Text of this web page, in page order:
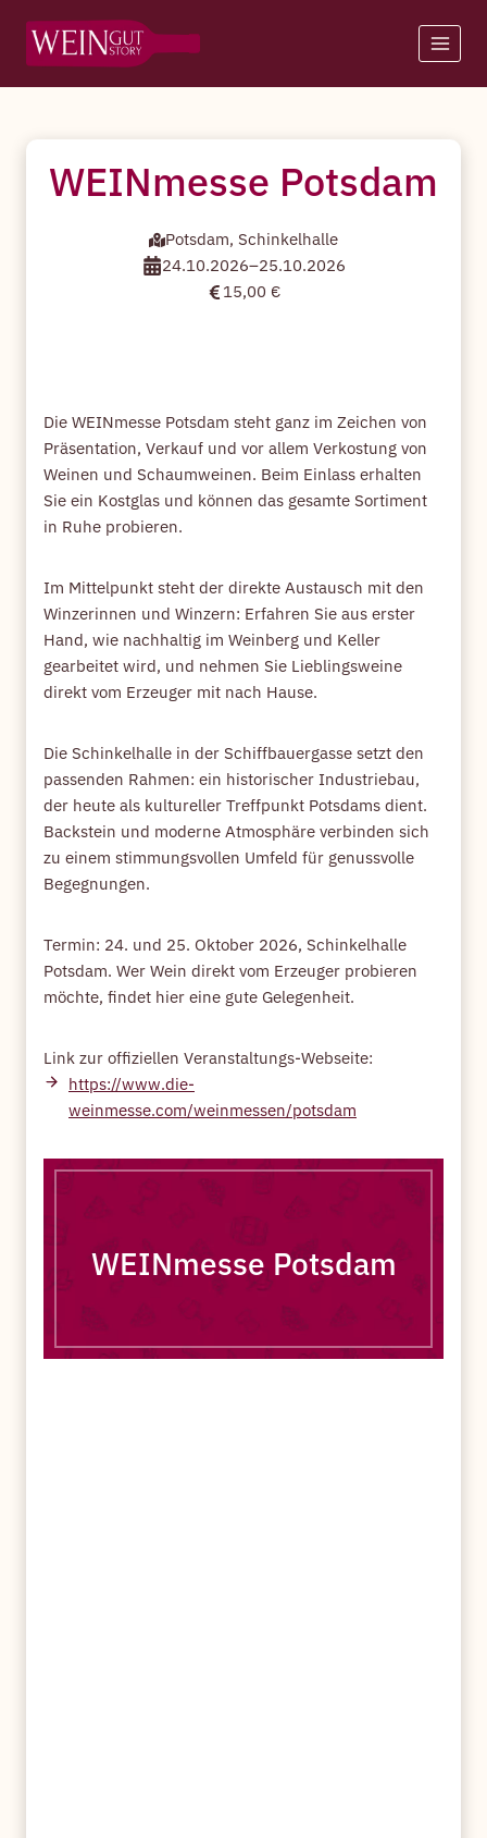
Inhalt
springen
WEINmesse Potsdam
Potsdam, Schinkelhalle
24.10.2026–25.10.2026
15,00 €
Die WEINmesse Potsdam steht ganz im Zeichen von
Präsentation, Verkauf und vor allem Verkostung von
Weinen und Schaumweinen. Beim Einlass erhalten
Sie ein Kostglas und können das gesamte Sortiment
in Ruhe probieren.
Im Mittelpunkt steht der direkte Austausch mit den
Winzerinnen und Winzern: Erfahren Sie aus erster
Hand, wie nachhaltig im Weinberg und Keller
gearbeitet wird, und nehmen Sie Lieblingsweine
direkt vom Erzeuger mit nach Hause.
Die Schinkelhalle in der Schiffbauergasse setzt den
passenden Rahmen: ein historischer Industriebau,
der heute als kultureller Treffpunkt Potsdams dient.
Backstein und moderne Atmosphäre verbinden sich
zu einem stimmungsvollen Umfeld für genussvolle
Begegnungen.
Termin: 24. und 25. Oktober 2026, Schinkelhalle
Potsdam. Wer Wein direkt vom Erzeuger probieren
möchte, findet hier eine gute Gelegenheit.
Link zur offiziellen Veranstaltungs-Webseite:
https://www.die-
weinmesse.com/weinmessen/potsdam
WEINmesse Potsdam